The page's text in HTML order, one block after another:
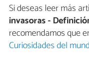
Si deseas leer más
invasoras -
recomendamos que
Curiosidades del